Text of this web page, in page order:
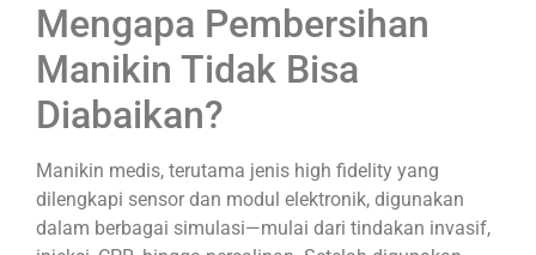
Mengapa Pembersihan
Manikin Tidak Bisa
Diabaikan?
Manikin medis, terutama jenis high fidelity yang
dilengkapi sensor dan modul elektronik, digunakan
dalam berbagai simulasi—mulai dari tindakan invasif,